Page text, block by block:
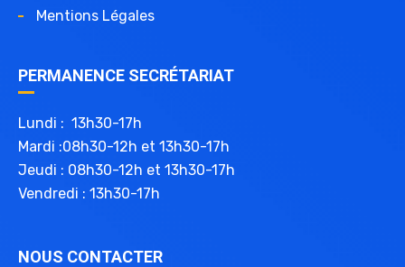
Mentions Légales
PERMANENCE SECRÉTARIAT
Lundi : 13h30-17h
Mardi :08h30-12h et 13h30-17h
Jeudi : 08h30-12h et 13h30-17h
Vendredi : 13h30-17h
NOUS CONTACTER